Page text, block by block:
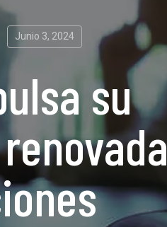
Junio 3, 2024
su